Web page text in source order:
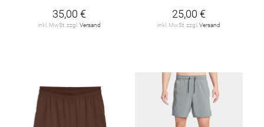
35,00 €
inkl. MwSt. zzgl. Versand
25,00 €
inkl. MwSt. zzgl. Versand